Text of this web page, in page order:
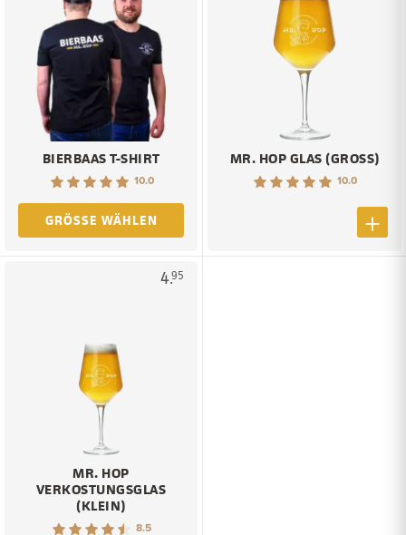
BIERBAAS T-SHIRT
10.0
GRÖSSE WÄHLEN
MR. HOP GLAS (GROSS)
10.0
4.95
MR. HOP
VERKOSTUNGSGLAS
(KLEIN)
8.5